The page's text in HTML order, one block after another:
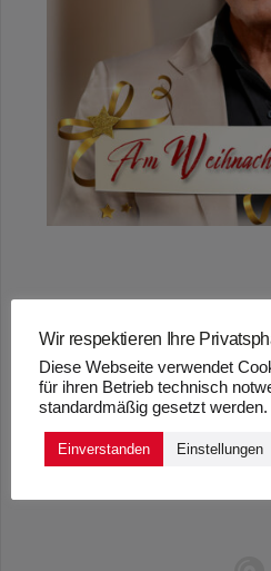
VEREINT“
Wir respektieren Ihre
Diese Webseite verwendet
für ihren Betrieb technisch
standardmäßig gesetzt werden.
Einverstanden Einstellungen